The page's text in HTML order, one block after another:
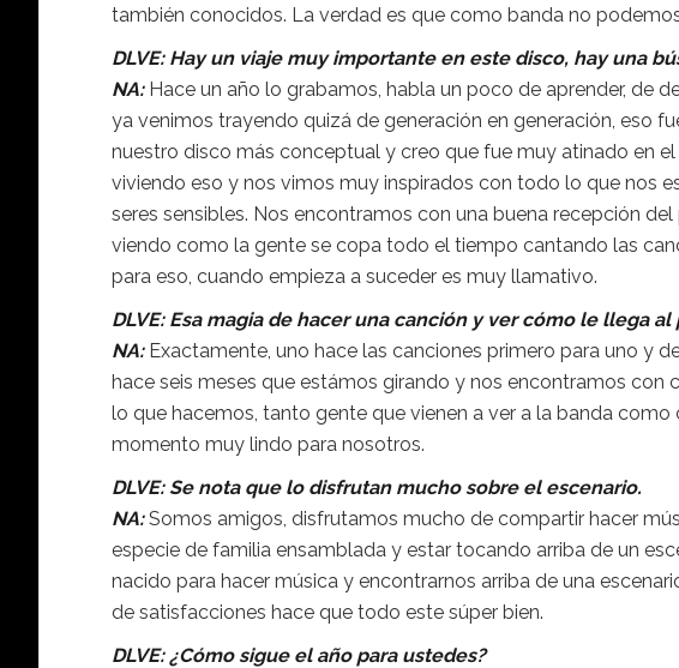
también conocidos. La verdad es que como banda no
DLVE: Hay un viaje muy importante en este disco, hay una
NA:Hace un año lo grabamos, habla un poco de aprender, de
ya venimos trayendo quizá de generación en generación, eso
nuestro disco más conceptual y creo que fue muy atinado en
viviendo eso y nos vimos muy inspirados con todo lo que nos
seres sensibles. Nos encontramos con una buena recepción
viendo como la gente se copa todo el tiempo cantando las
para eso, cuando empieza a suceder es muy llamativo.
DLVE: Esa magia de hacer una canción y ver cómo le llega al
NA:Exactamente, uno hace las canciones primero para uno y
hace seis meses que estámos girando y nos encontramos con
lo que hacemos, tanto gente que vienen a ver a la banda
momento muy lindo para nosotros.
DLVE: Se nota que lo disfrutan mucho sobre el escenario.
NA:Somos amigos, disfrutamos mucho de compartir hacer
especie de familia ensamblada y estar tocando arriba de un
nacido para hacer música y encontrarnos arriba de una
de satisfacciones hace que todo este súper bien.
DLVE: ¿Cómo sigue el año para ustedes?